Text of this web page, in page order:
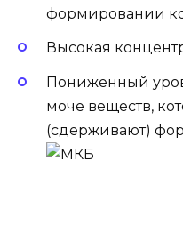
формировании
Высокая
Пониженный
моче веществ,
(сдерживают)